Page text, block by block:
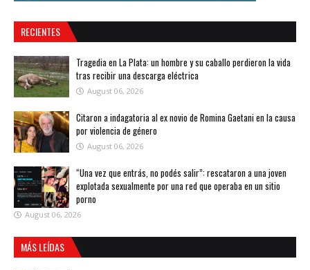
RECIENTES
Tragedia en La Plata: un hombre y su caballo perdieron la vida
tras recibir una descarga eléctrica
August 06, 2026
Citaron a indagatoria al ex novio de Romina Gaetani en la causa
por violencia de género
August 06, 2026
“Una vez que entrás, no podés salir”: rescataron a una joven
explotada sexualmente por una red que operaba en un sitio
porno
August 06, 2026
MÁS LEÍDAS